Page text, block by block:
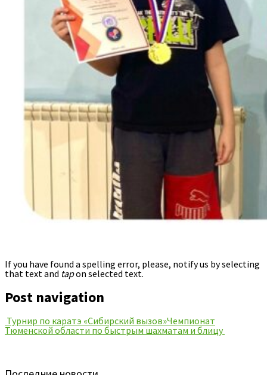
If you have found a spelling error, please, notify us by selecting
that text and tapon selected text.
Post navigation
Турнир по каратэ «Сибирский вызов»Чемпионат
Тюменской области по быстрым шахматам и блицу